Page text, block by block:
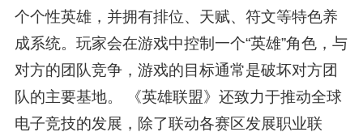
个个性英雄，并拥有排位、天赋、符文等特色养
成系统。玩家会在游戏中控制一个“英雄”角色，与
对方的团队竞争，游戏的目标通常是破坏对方团
队的主要基地。 《英雄联盟》还致力于推动全球
电子竞技的发展，除了联动各赛区发展职业联